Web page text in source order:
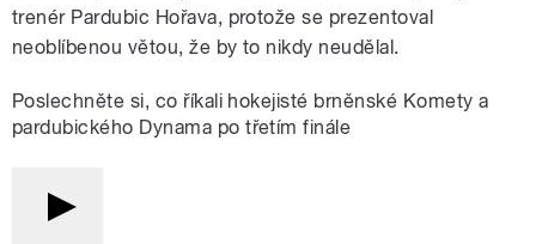
trenér Pardubic Hořava, protože se prezentoval
neoblíbenou větou, že by to nikdy neudělal.
Poslechněte si, co říkali hokejisté brněnské Komety a
pardubického Dynama po třetím finále